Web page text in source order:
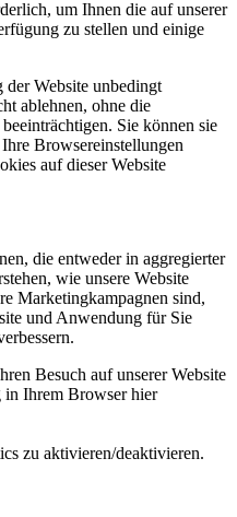
um Ihnen die auf unserer
zu stellen und einige
Website unbedingt
ablehnen, ohne die
Sie können sie
Browsereinstellungen
auf dieser Website
die entweder in aggregierter
wie unsere Website
Marketingkampagnen sind,
und Anwendung für Sie
Besuch auf unserer Website
in Ihrem Browser hier
zu aktivieren/deaktivieren.